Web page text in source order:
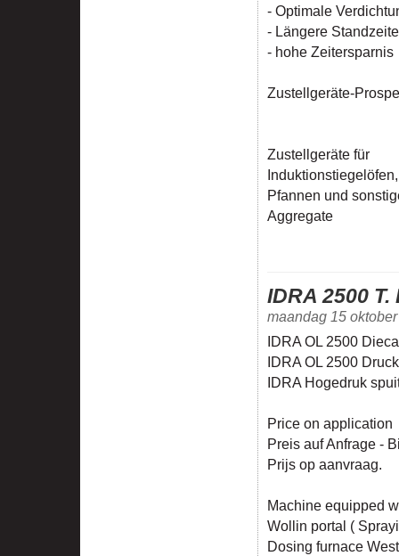
- Optimale
- Längere
- hohe Zeitersparnis
Zustellgeräte-
Zustellgeräte für
Induktionstiegelöfen,
Pfannen und
Aggregate
IDRA 2500
maandag 15
IDRA OL 2500
IDRA OL 2500
IDRA Hogedruk
Price on application
Preis auf Anfrage -
Prijs op aanvraag.
Machine equipped
Wollin portal (
Dosing furnace